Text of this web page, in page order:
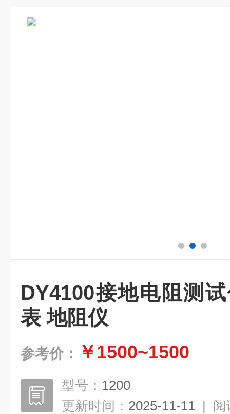
DY4100接地电阻测
表 地阻仪
参考价： ￥1500~1500
型号： 1200
更新时间： 2025-11-11 | 阅